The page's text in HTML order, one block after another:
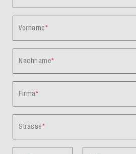
Vorname
Nachname
Firma
Strasse